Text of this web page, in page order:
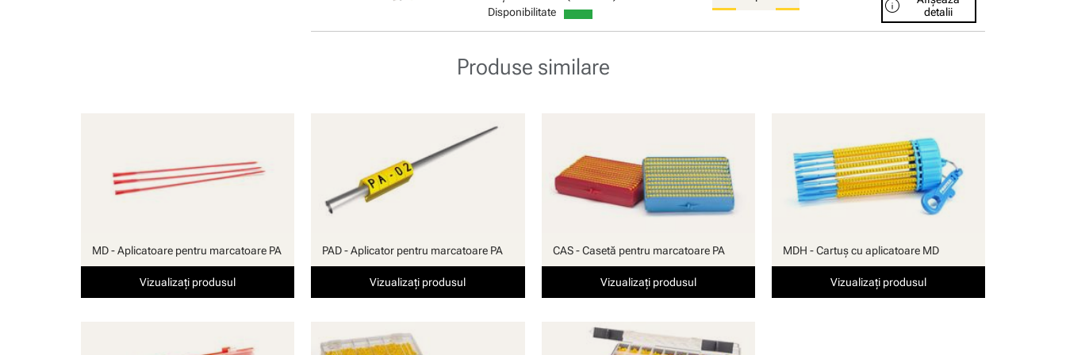
Disponibilitate
info
detalii
Produse similare
MD - Aplicatoare pentru marcatoare PA
Vizualizați produsul
PAD - Aplicator pentru marcatoare PA
Vizualizați produsul
CAS - Casetă pentru marcatoare PA
Vizualizați produsul
MDH - Cartuş cu aplicatoare MD
Vizualizați produsul